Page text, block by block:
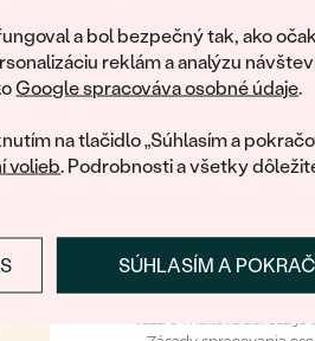
a bol bezpečný tak, ako
reklám a analýzu
Google spracováva osobné údaje.
na tlačidlo „Súhlasím a
volieb. Podrobnosti a všetky
SÚHLASÍM A
ČISTOTA:
FARBA:
si už svojích majiteľov
Pokiaľ chcete byť
nám svoj e-mail.
NA TENTO
poctivo vyrábaných
Ako darček na
obratom pošleme
Prihlásiť sa a